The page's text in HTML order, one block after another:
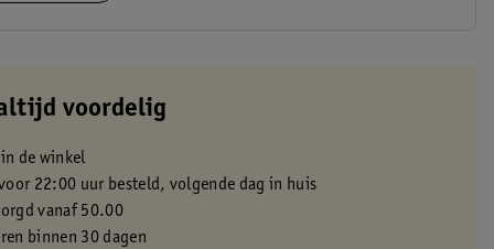
voordelig
de winkel
22:00 uur besteld, volgende dag in huis
vanaf 50.00
binnen 30 dagen